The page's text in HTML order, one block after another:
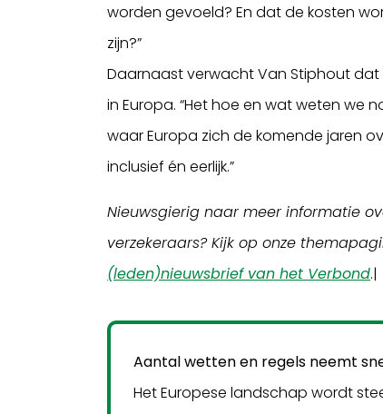
worden gevoeld? En dat de kosten
zijn?”
Daarnaast verwacht Van Stiphout
in Europa. “Het hoe en wat weten we
waar Europa zich de komende jaren
inclusief én eerlijk.”
Nieuwsgierig naar meer informatie
verzekeraars? Kijk op onze
(leden)nieuwsbrief van het Verbond.|
Aantal wetten en regels neemt
Het Europese landschap wordt